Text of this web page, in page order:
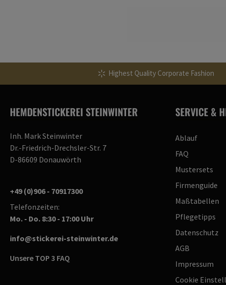
Highest Quality Corporate Fashion
HEMDENSTICKEREI STEINWINTER
Inh. Mark Steinwinter
Dr.-Friedrich-Drechsler-Str. 7
D-86609 Donauwörth
+49 (0)906 - 70917300
Telefonzeiten:
Mo. - Do. 8:30 - 17:00 Uhr
info@stickerei-steinwinter.de
Unsere TOP 3 FAQ
SERVICE &
Ablauf
FAQ
Mustersets
Firmenguide
Maßtabellen
Pflegetipps
Datenschutz
AGB
Impressum
Cookie